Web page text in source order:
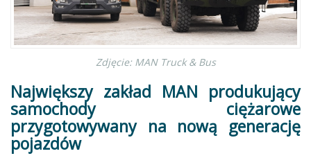
Zdjęcie: MAN Truck & Bus
Największy zakład MAN produkujący
samochody ciężarowe
przygotowywany na nową generację
pojazdów